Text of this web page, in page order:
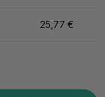
25,77 €